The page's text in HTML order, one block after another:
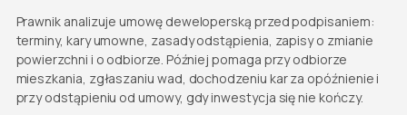
Prawnik analizuje umowę deweloperską przed podpisaniem:
terminy, kary umowne, zasady odstąpienia, zapisy o zmianie
powierzchni i o odbiorze. Później pomaga przy odbiorze
mieszkania, zgłaszaniu wad, dochodzeniu kar za opóźnienie i
przy odstąpieniu od umowy, gdy inwestycja się nie kończy.